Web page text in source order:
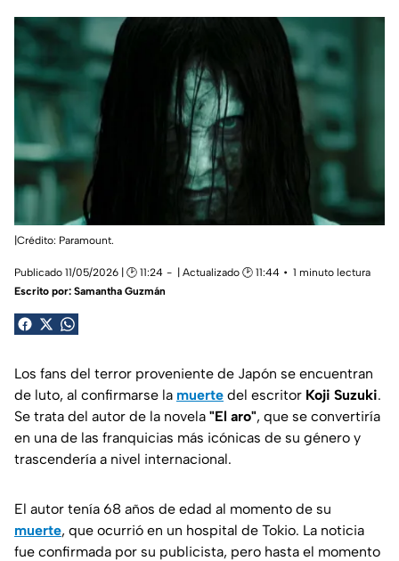
|Crédito: Paramount.
Publicado 11/05/2026 | 🕑 11:24 | Actualizado 🕑 11:44
1 minuto lectura
Escrito por: Samantha Guzmán
Los fans del terror proveniente de Japón se encuentran
de luto, al confirmarse la muerte del escritor Koji Suzuki.
Se trata del autor de la novela "El aro", que se convertiría
en una de las franquicias más icónicas de su género y
trascendería a nivel internacional.
El autor tenía 68 años de edad al momento de su
muerte, que ocurrió en un hospital de Tokio. La noticia
fue confirmada por su publicista, pero hasta el momento